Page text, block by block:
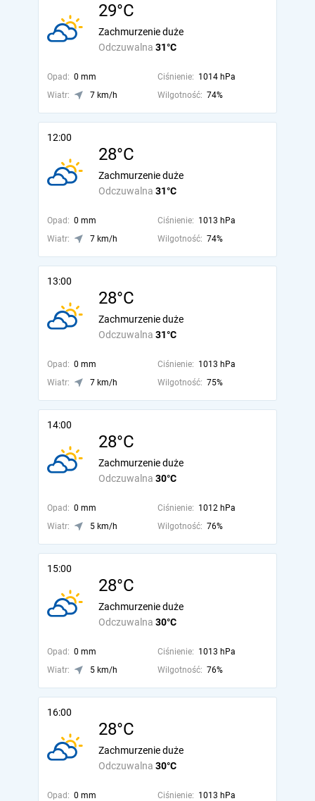
29°C
Odczuwalna 31°C
Zachmurzenie duże
Opad: 0 mm Ciśnienie: 1014 hPa
Wiatr:
7 km/h Wilgotność: 74%
12:00
28°C
Odczuwalna 31°C
Zachmurzenie duże
Opad: 0 mm Ciśnienie: 1013 hPa
Wiatr:
7 km/h Wilgotność: 74%
13:00
28°C
Odczuwalna 31°C
Zachmurzenie duże
Opad: 0 mm Ciśnienie: 1013 hPa
Wiatr:
7 km/h Wilgotność: 75%
14:00
28°C
Odczuwalna 30°C
Zachmurzenie duże
Opad: 0 mm Ciśnienie: 1012 hPa
Wiatr:
5 km/h Wilgotność: 76%
15:00
28°C
Odczuwalna 30°C
Zachmurzenie duże
Opad: 0 mm Ciśnienie: 1013 hPa
Wiatr:
5 km/h Wilgotność: 76%
16:00
28°C
Odczuwalna 30°C
Zachmurzenie duże
Opad: 0 mm Ciśnienie: 1013 hPa